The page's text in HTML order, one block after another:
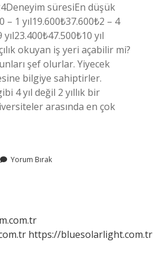
süresiEn düşük
1 yıl19.600₺37.600₺2 – 4
yıl
okuyan iş yeri açabilir mi?
şef olurlar. Yiyecek
bilgiye sahiptirler.
4 yıl değil 2 yıllık bir
arasında en çok
Yorum Bırak
https://bluesolarlight.com.tr